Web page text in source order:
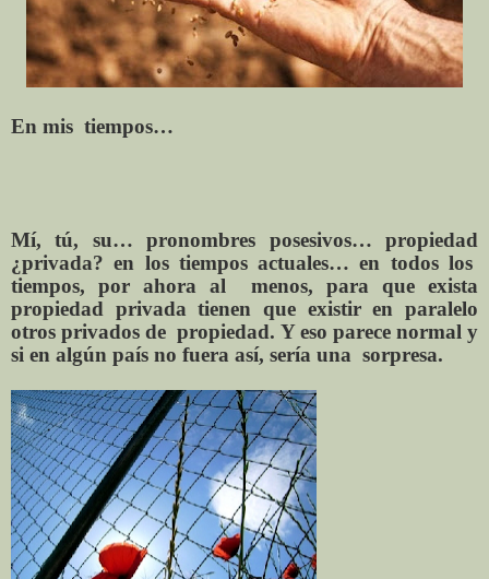
En mis tiempos…
Mí, tú, su… pronombres posesivos… propiedad
¿privada? en los tiempos actuales… en todos los
tiempos,
por ahora al
menos, para que exista
propiedad privada tienen que existir en paralelo
otros privados de propiedad. Y eso parece normal y
si en algún país no fuera así, sería una sorpresa.